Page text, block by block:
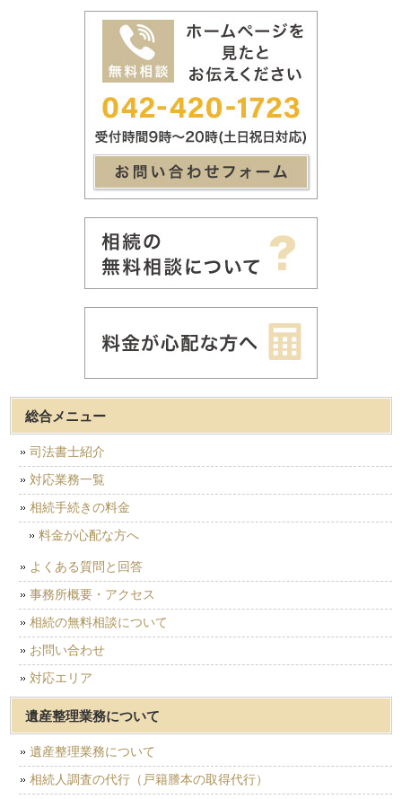
総合メニュー
司法書士紹介
対応業務一覧
相続手続きの料金
料金が心配な方へ
よくある質問と回答
事務所概要・アクセス
相続の無料相談について
お問い合わせ
対応エリア
遺産整理業務について
遺産整理業務について
相続人調査の代行（戸籍謄本の取得代行）